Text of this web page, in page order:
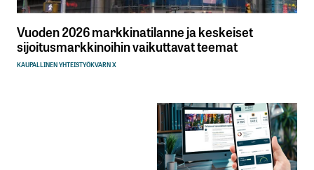
Vuoden 2026 markkinatilanne ja keskeiset
sijoitusmarkkinoihin vaikuttavat teemat
KAUPALLINEN YHTEISTYÖKVARN X